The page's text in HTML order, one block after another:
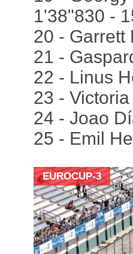
1'38"830 -
20 - Garrett
21 -
22 - Linus
23 -
24 - Joao
25 - Emil
EUROCUP-3